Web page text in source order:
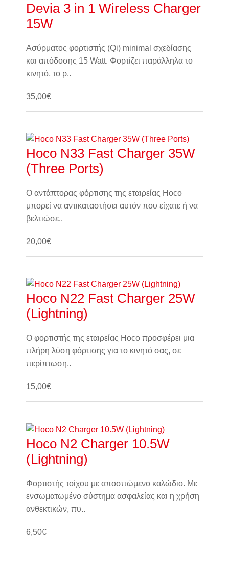
Devia 3 in 1 Wireless Charger
15W
Ασύρματος φορτιστής (Qi) minimal σχεδίασης
και απόδοσης 15 Watt. Φορτίζει παράλληλα το
κινητό, το ρ..
35,00€
Hoco N33 Fast Charger 35W
(Three Ports)
Ο αντάπτορας φόρτισης της εταιρείας Hoco
μπορεί να αντικαταστήσει αυτόν που είχατε ή να
βελτιώσε..
20,00€
Hoco N22 Fast Charger 25W
(Lightning)
Ο φορτιστής της εταιρείας Hoco προσφέρει μια
πλήρη λύση φόρτισης για το κινητό σας, σε
περίπτωση..
15,00€
Hoco N2 Charger 10.5W
(Lightning)
Φορτιστής τοίχου με αποσπώμενο καλώδιο. Με
ενσωματωμένο σύστημα ασφαλείας και η χρήση
ανθεκτικών, πυ..
6,50€